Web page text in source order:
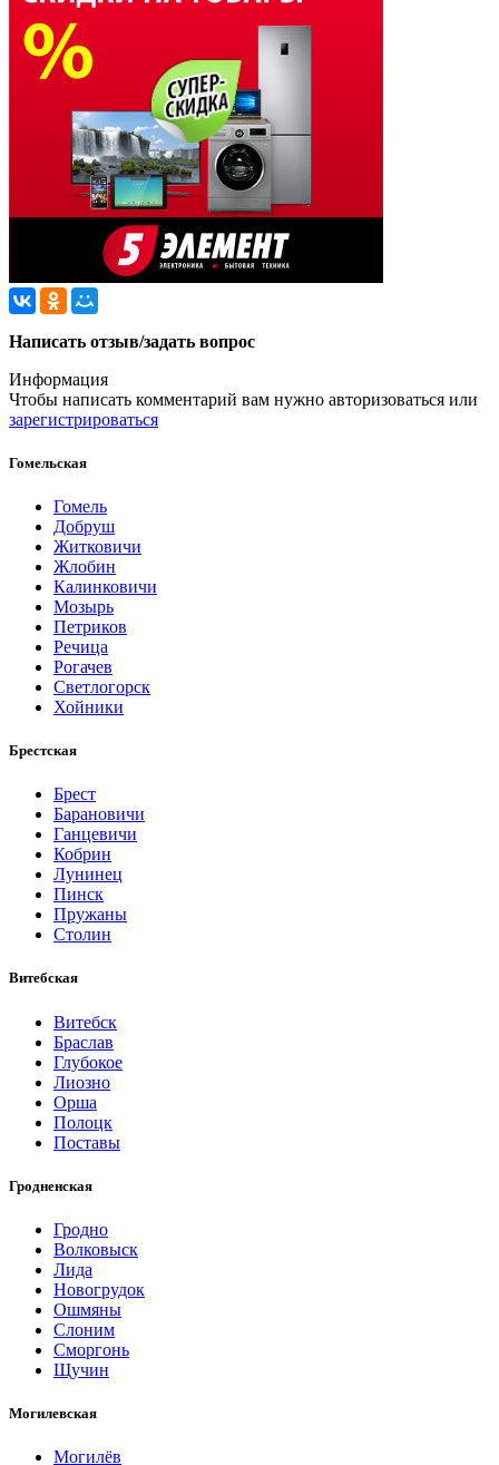
Написать отзыв/задать вопрос
Информация
Чтобы написать комментарий вам нужно авторизоваться или
зарегистрироваться
Гомельская
Гомель
Добруш
Житковичи
Жлобин
Калинковичи
Мозырь
Петриков
Речица
Рогачев
Светлогорск
Хойники
Брестская
Брест
Барановичи
Ганцевичи
Кобрин
Лунинец
Пинск
Пружаны
Столин
Витебская
Витебск
Браслав
Глубокое
Лиозно
Орша
Полоцк
Поставы
Гродненская
Гродно
Волковыск
Лида
Новогрудок
Ошмяны
Слоним
Сморгонь
Щучин
Могилевская
Могилёв